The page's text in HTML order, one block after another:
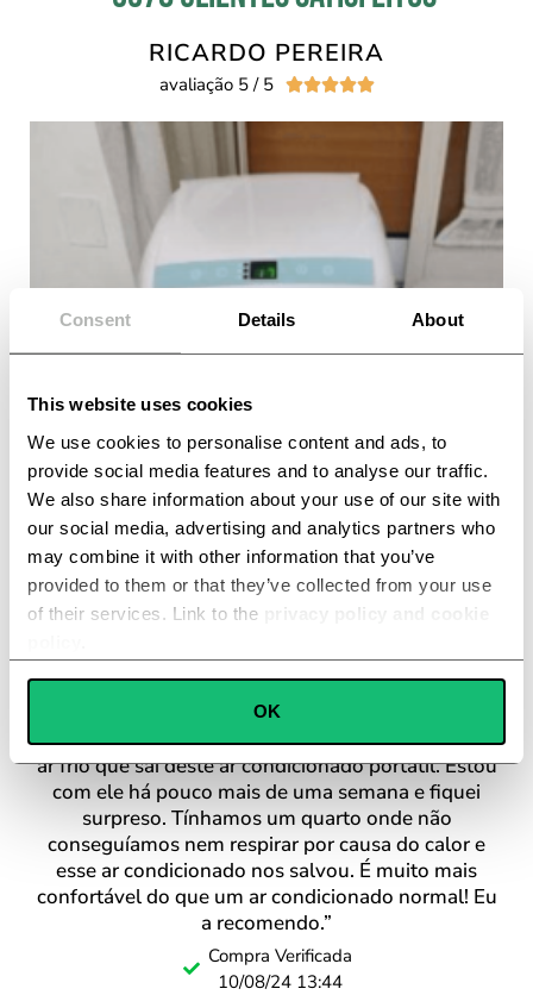
Consent Details About
This website uses cookies
We use cookies to personalise content and ads, to
provide social media features and to analyse our traffic.
We also share information about your use of our site with
our social media, advertising and analytics partners who
may combine it with other information that you’ve
provided to them or that they’ve collected from your use
of their services. Link to the
privacy policy and cookie
Preferences
Statistics
OK
RICARDO PEREIRA
avaliação 5 / 5 
“Fiquei realmente surpreso com a quantidade de
ar frio que sai deste ar condicionado portátil. Estou
com ele há pouco mais de uma semana e fiquei
surpreso. Tínhamos um quarto onde não
conseguíamos nem respirar por causa do calor e
esse ar condicionado nos salvou. É muito mais
confortável do que um ar condicionado normal! Eu
a recomendo.”
Compra Verificada
10/08/24 13:44